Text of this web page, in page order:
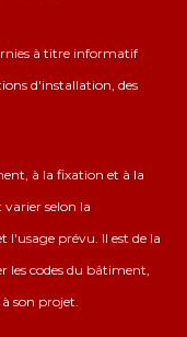
à titre informatif
d'installation, des
à la fixation et à la
selon la
prévu. Il est de la
les codes du bâtiment,
son projet.